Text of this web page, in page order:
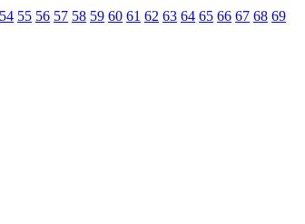
54 55 56 57 58 59 60 61 62 63 64 65 66 67 68 69